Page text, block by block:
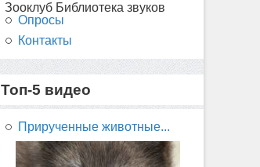
Зооклуб Библиотека звуков
Опросы
Контакты
Топ-5 видео
Прирученные животные...